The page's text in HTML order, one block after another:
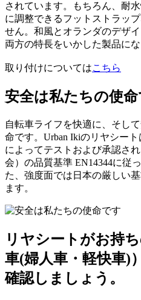
されています。もちろん、耐
に調整できるフットストラッ
せん。和風とオランダのデザ
両方の特長をいかした製品にな
取り付けについてはこちら
安全は私たちの使
自転車ライフを快適に、そし
命です。Urban Ikiのリヤシー
によってテストおよび承認さ
会）の品質基準 EN14344に従
た、強度面では日本の厳しい
ます。
リヤシートがお持
車(婦人車・軽快車)
確認しましょう。